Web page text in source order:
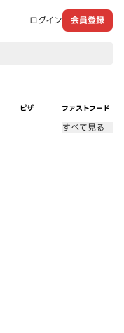
ログイン 会員登録
ピザ ファストフード
すべて見る